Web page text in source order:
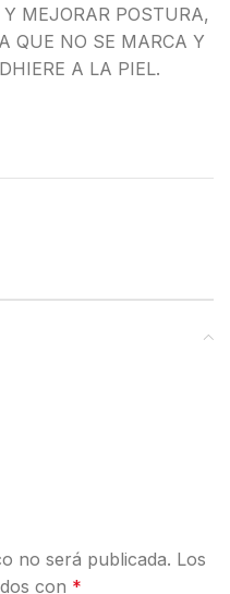
MEJORAR POSTURA,
QUE NO SE MARCA Y
A LA PIEL.
no será publicada. Los
con *